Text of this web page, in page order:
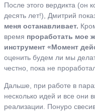
После этого вердикта (он
десять лет!), Дмитрий
меня останавливает.
время проработать мое
инструмент «Момент
оценить будем ли мы
честно, пока не
Дальше, при работе в
несколько идей и все они
реализации. Понуро